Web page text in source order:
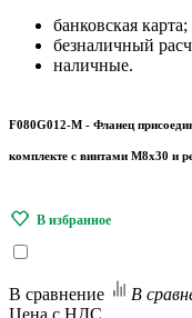
банковская карта;
безналичный
наличные.
F080G012-M - Фланец
комплекте с винтами М8х30 и
В сравнение
В
Цена с НДС